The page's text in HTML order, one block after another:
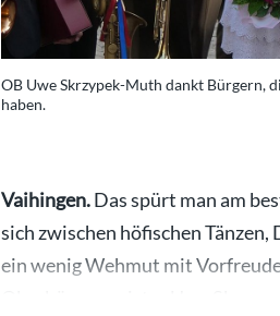
OB Uwe Skrzypek-Muth dankt Bürgern,
haben.
Vaihingen.Das spürt man am
sich zwischen höfischen Tänzen,
ein wenig Wehmut mit